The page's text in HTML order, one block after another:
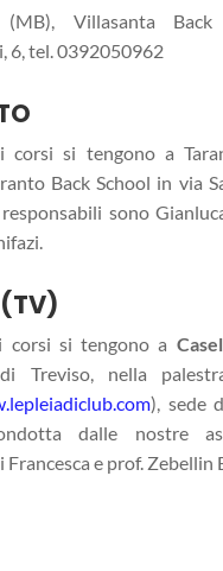
Villasanta
6, tel.0392050962
corsi si tengono a
Back School in via
sono
corsi si tengono a
Treviso, nella
), sede
dalle nostre
e prof. Zebellin